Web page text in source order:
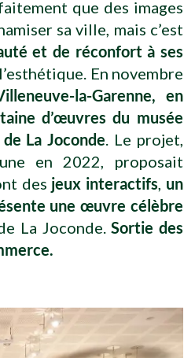
que des images
sa ville, mais c’est
et de réconfort à ses
En novembre
la-Garenne, en
d’œuvres du musée
La Joconde . Le projet,
en 2022, proposait
des jeux interactifs un
une œuvre célèbre
La Joconde.Sortie des